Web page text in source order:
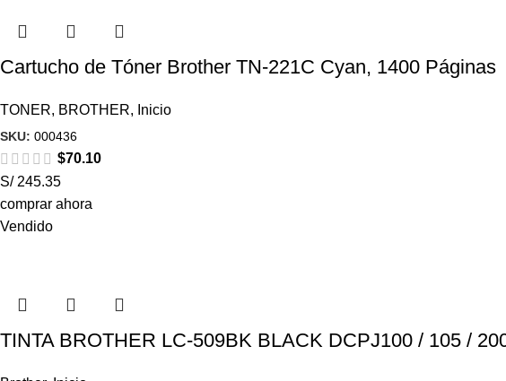
Cartucho de Tóner Brother TN-221C Cyan, 1400 Páginas
TONER, BROTHER, Inicio
SKU: 000436
$70.10
S/ 245.35
comprar ahora
Vendido
TINTA BROTHER LC-509BK BLACK DCPJ100 / 105 /